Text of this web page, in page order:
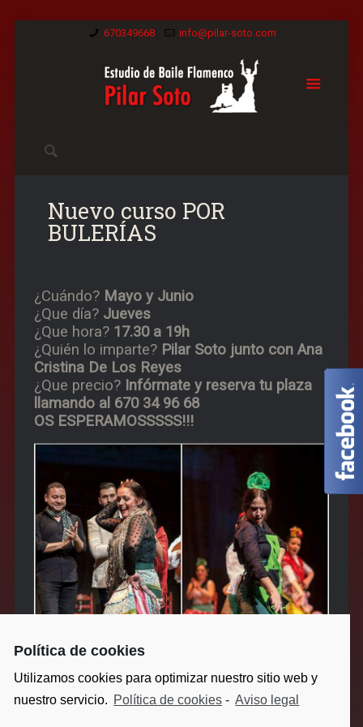
670349668 info@pilar-soto.com
Nuevo curso POR
BULERÍAS
¿Cuándo? Mayo y Junio
¿Que día? Jueves
¿Que hora? 17.30 a 19h
¿Quién lo imparte? Pilar Soto junto con Ana
Cristina De Los Reyes
¿Que precio? Infórmate y reserva tu plaza
llamando al 670 34 96 68
OS ESPERAMOSSSSS!!!
Política de cookies
Utilizamos cookies para optimizar nuestro sitio web y
nuestro servicio. Política de cookies - Aviso legal